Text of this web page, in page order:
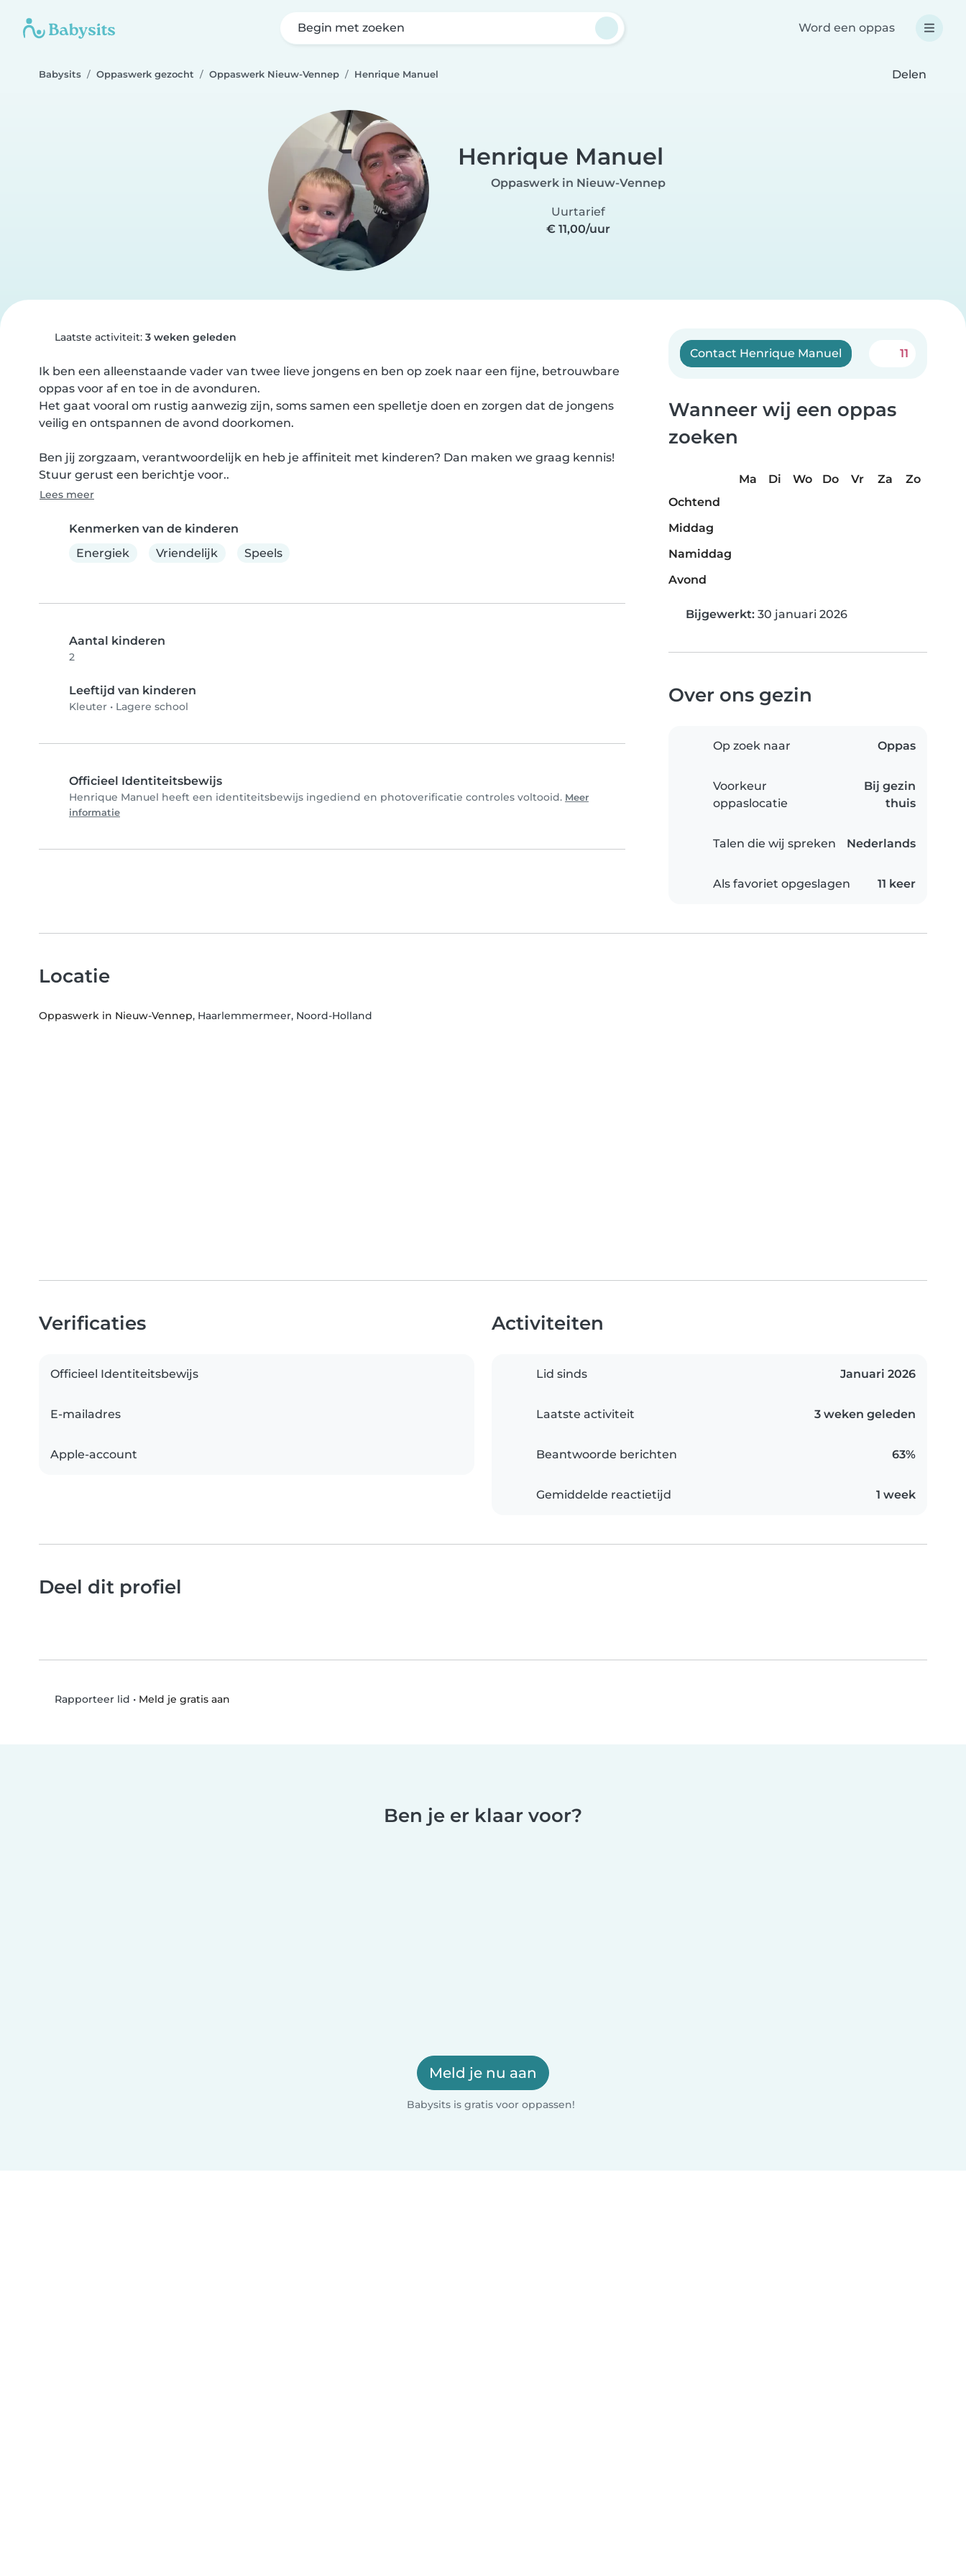
Begin met zoeken Word een oppas
Babysits Oppaswerk gezocht Oppaswerk Nieuw-Vennep Henrique Manuel Delen
Henrique Manuel
Oppaswerk in Nieuw-Vennep
Uurtarief
€ 11,00/uur
Laatste activiteit: 3 weken geleden
Ik ben een alleenstaande vader van twee lieve jongens en ben op zoek naar een fijne, betrouwbare
oppas voor af en toe in de avonduren.
Het gaat vooral om rustig aanwezig zijn, soms samen een spelletje doen en zorgen dat de jongens
veilig en ontspannen de avond doorkomen.
Ben jij zorgzaam, verantwoordelijk en heb je affiniteit met kinderen? Dan maken we graag kennis!
Stuur gerust een berichtje voor..
Lees meer
Kenmerken van de kinderen
Energiek
Vriendelijk Speels
Aantal kinderen
2
Leeftijd van kinderen
Kleuter • Lagere school
Officieel Identiteitsbewijs
Henrique Manuel heeft een identiteitsbewijs ingediend en photoverificatie controles voltooid. Meer
informatie
Contact Henrique Manuel 11
Wanneer wij een oppas
zoeken
Ma Di Wo Do Vr Za
Zo
Ochtend
Middag
Namiddag
Avond
Bijgewerkt: 30 januari 2026
Over ons gezin
Op zoek naar Oppas
Voorkeur
oppaslocatie
Bij gezin
thuis
Talen die wij spreken Nederlands
Als favoriet opgeslagen 11 keer
Locatie
Oppaswerk in Nieuw-Vennep, Haarlemmermeer, Noord-Holland
Verificaties
Officieel Identiteitsbewijs
E-mailadres
Apple-account
Activiteiten
Lid sinds Januari 2026
Laatste activiteit 3 weken geleden
Beantwoorde berichten 63%
Gemiddelde reactietijd 1 week
Deel dit profiel
Rapporteer lid • Meld je gratis aan
Ben je er klaar voor?
Meld je nu aan
Babysits is gratis voor oppassen!